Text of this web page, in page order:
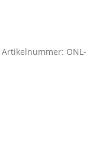
Artikelnummer: ONL-